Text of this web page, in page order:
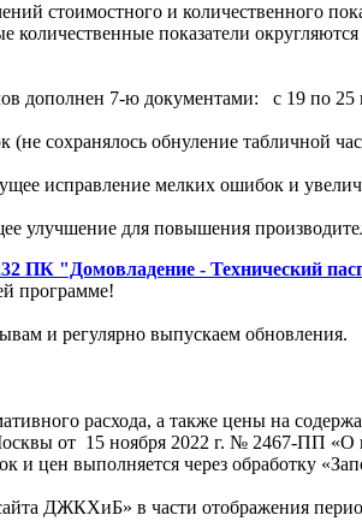
стоимостного и количественного
количественные показатели
дополнен 7-ю документами: с 19 по
сохранялось обнуление табличной
исправление мелких ошибок и
улучшение для повышения
ПК "Домовладение - Технический
программе!
и регулярно выпускаем обновления.
расхода, а также цены на
от 15 ноября 2022 г. № 2467-ПП «О
и цен выполняется через обработку
ДЖКХиБ» в части отображения